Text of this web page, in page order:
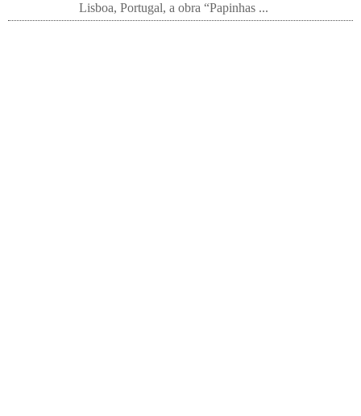
Lisboa, Portugal, a obra “Papinhas ...